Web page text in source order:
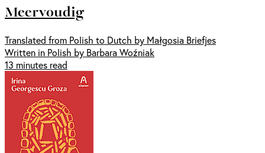
Meervoudig
Translated from Polish to Dutch by Małgosia Briefjes
Written in Polish by Barbara Woźniak
13 minutes read